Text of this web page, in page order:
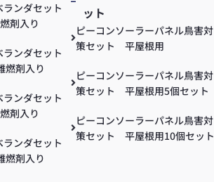
ンダセット
剤入り
ンダセット
剤入り
ンダセット
剤入り
ンダセット
剤入り
ット
ピーコンソーラーパネル鳥害対
策セット 平屋根用
ピーコンソーラーパネル鳥害対
策セット 平屋根用5個セット
ピーコンソーラーパネル鳥害対
策セット 平屋根用10個セット